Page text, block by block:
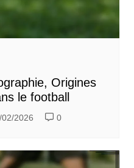
Origines
le football
02/2026 0